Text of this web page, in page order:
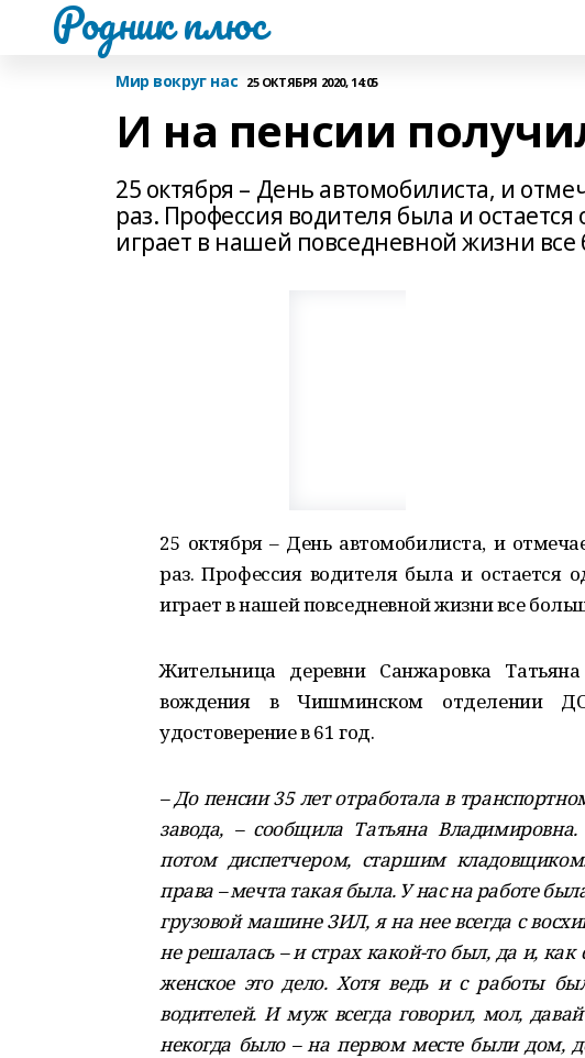
Родник плюс
Мир вокруг нас 25 ОКТЯБРЯ 2020, 14:05
И на пенсии
25 октября – День автомобилиста, и
раз. Профессия водителя была и
играет в нашей повседневной жизни
25 октября – День автомобилиста, и
раз. Профессия водителя была и остается
играет в нашей повседневной жизни все
Жительница деревни Санжаровка
вождения в Чишминском отделении
удостоверение в 61 год.
– До пенсии 35 лет отработала в
завода, – сообщила Татьяна
потом диспетчером, старшим
права – мечта такая была. У нас на работе
грузовой машине ЗИЛ, я на нее всегда с
не решалась – и страх какой-то был, да и, как
женское это дело. Хотя ведь и с работы
водителей. И муж всегда говорил, мол,
некогда было – на первом месте были дом,